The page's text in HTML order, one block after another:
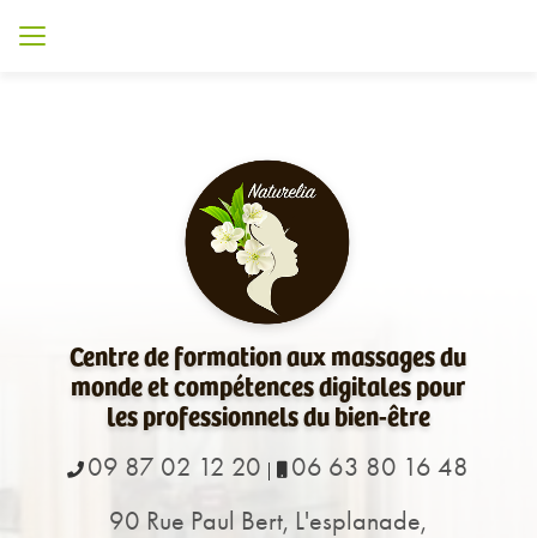
Centre de formation aux massages du
monde et compétences digitales pour
les professionnels du bien-être
09 87 02 12 20
06 63 80 16 48
90 Rue Paul Bert, L'esplanade,